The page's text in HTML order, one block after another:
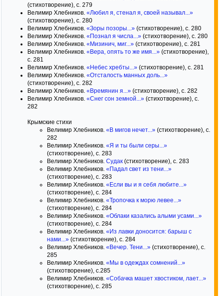
(стихотворение), с. 279
Велимир Хлебников. «Любил я, стенал я, своей называл...»
(стихотворение), с. 280
Велимир Хлебников. «Зоры позоры...» (стихотворение), с. 280
Велимир Хлебников. «Познал я числа...» (стихотворение), с. 280
Велимир Хлебников. «Мизинич, миг...» (стихотворение), с. 281
Велимир Хлебников. «Вера, опять то же имя...» (стихотворение),
с. 281
Велимир Хлебников. «Небес хребты...» (стихотворение), с. 281
Велимир Хлебников. «Отсталость манных доль...»
(стихотворение), с. 282
Велимир Хлебников. «Времянин я...» (стихотворение), с. 282
Велимир Хлебников. «Снег сон земной...» (стихотворение), с.
282
Крымские стихи
Велимир Хлебников. «В мигов нечет...» (стихотворение), с.
282
Велимир Хлебников. «Я и ты были серы...»
(стихотворение), с. 283
Велимир Хлебников. Судак (стихотворение), с. 283
Велимир Хлебников. «Падал свет из тени...»
(стихотворение), с. 283
Велимир Хлебников. «Если вы и я себя любите...»
(стихотворение), с. 284
Велимир Хлебников. «Тропочка к морю левее...»
(стихотворение), с. 284
Велимир Хлебников. «Облаки казались алыми усами...»
(стихотворение), с. 284
Велимир Хлебников. «Из лавки доносится: барыш с
нами...» (стихотворение), с. 284
Велимир Хлебников. «Вечер. Тени...» (стихотворение), с.
285
Велимир Хлебников. «Мы в одеждах сомнений...»
(стихотворение), с.285
Велимир Хлебников. «Собачка машет хвостиком, лает...»
(стихотворение), с. 285